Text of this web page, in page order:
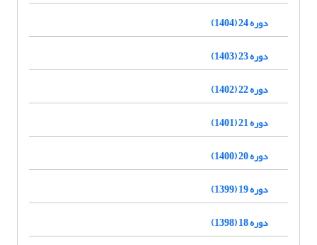
دوره 24 (1404)
دوره 23 (1403)
دوره 22 (1402)
دوره 21 (1401)
دوره 20 (1400)
دوره 19 (1399)
دوره 18 (1398)